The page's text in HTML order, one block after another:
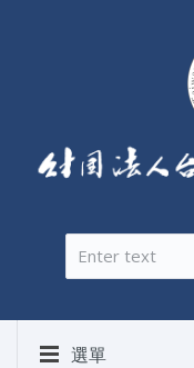
搜尋表單
搜尋
選單